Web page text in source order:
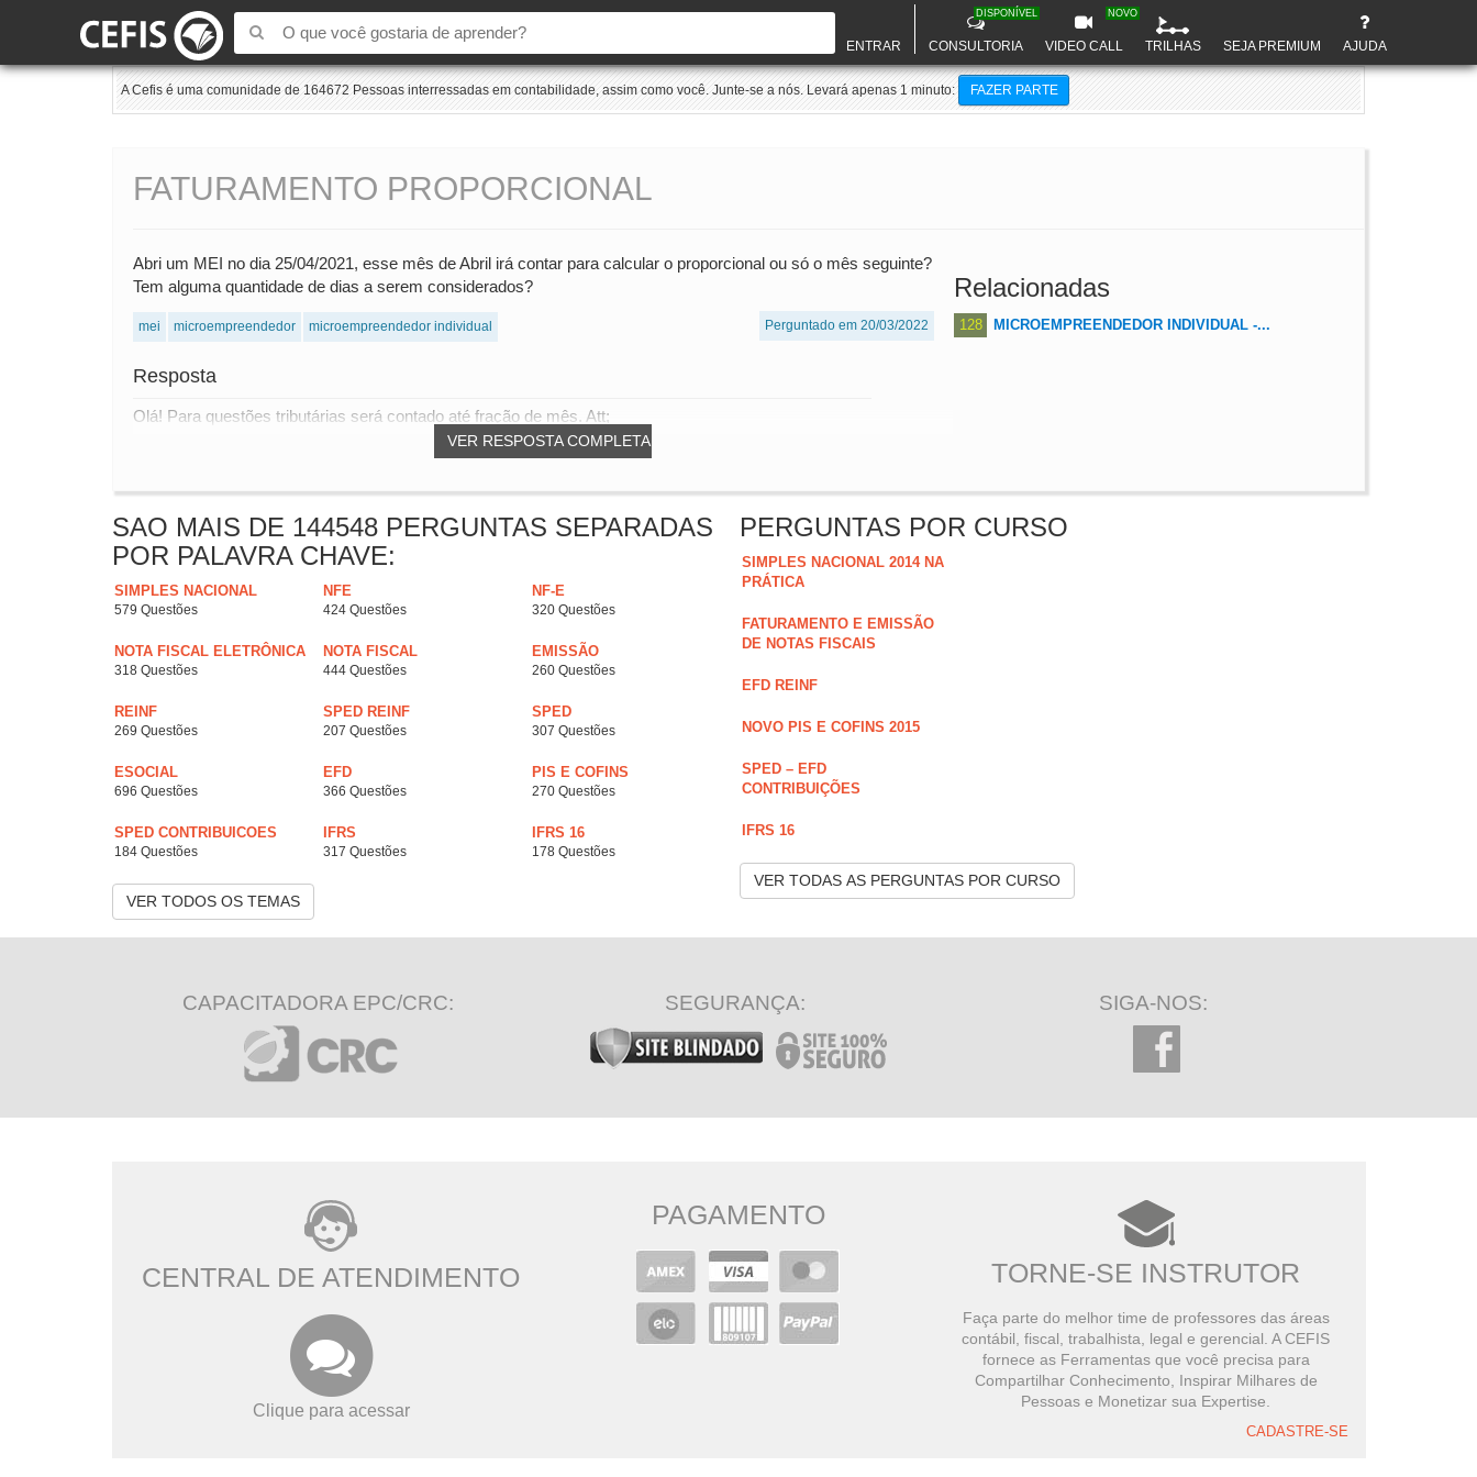
ENTRAR CONSULTORIA
DISPONÍVEL
VIDEO CALL
NOVO
TRILHAS SEJA PREMIUM AJUDA
A Cefis é uma comunidade de 164672 Pessoas interressadas em contabilidade, assim como você. Junte-se a nós. Levará apenas 1 minuto: FAZER PARTE
FATURAMENTO PROPORCIONAL
Abri um MEI no dia 25/04/2021, esse mês de Abril irá contar para calcular o proporcional ou só o mês seguinte?
Tem alguma quantidade de dias a serem considerados?
mei microempreendedor microempreendedor individual Perguntado em 20/03/2022
Resposta
VER RESPOSTA COMPLETA
Olá! Para questões tributárias será contado até fração de mês. Att;
Relacionadas
128 MICROEMPREENDEDOR INDIVIDUAL -...
SAO MAIS DE 144548 PERGUNTAS SEPARADAS
POR PALAVRA CHAVE:
SIMPLES NACIONAL
579 Questões
NFE
424 Questões
NF-E
320 Questões
NOTA FISCAL ELETRÔNICA
318 Questões
NOTA FISCAL
444 Questões
EMISSÃO
260 Questões
REINF
269 Questões
SPED REINF
207 Questões
SPED
307 Questões
ESOCIAL
696 Questões
EFD
366 Questões
PIS E COFINS
270 Questões
SPED CONTRIBUICOES
184 Questões
IFRS
317 Questões
IFRS 16
178 Questões
VER TODOS OS TEMAS
PERGUNTAS POR CURSO
SIMPLES NACIONAL 2014 NA
PRÁTICA
FATURAMENTO E EMISSÃO
DE NOTAS FISCAIS
EFD REINF
NOVO PIS E COFINS 2015
SPED – EFD
CONTRIBUIÇÕES
IFRS 16
VER TODAS AS PERGUNTAS POR CURSO
CAPACITADORA EPC/CRC: SEGURANÇA: SIGA-NOS:
CENTRAL DE ATENDIMENTO
Clique para acessar
PAGAMENTO
TORNE-SE INSTRUTOR
Faça parte do melhor time de professores das áreas
contábil, fiscal, trabalhista, legal e gerencial. A CEFIS
fornece as Ferramentas que você precisa para
Compartilhar Conhecimento, Inspirar Milhares de
Pessoas e Monetizar sua Expertise.
CADASTRE-SE